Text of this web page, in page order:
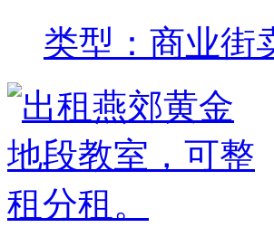
类型：商业街